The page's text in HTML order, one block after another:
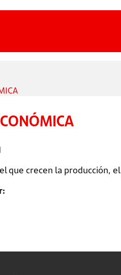
que crecen la producción, el